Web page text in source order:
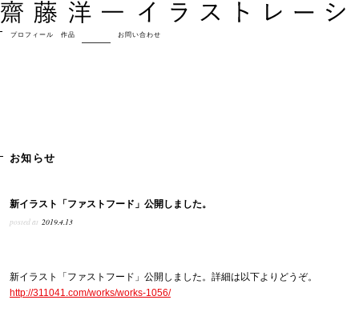
プロフィール 作品 お問い合わせ
お知らせ
新イラスト「ファストフード」公開しました。
posted at 2019.4.13
新イラスト「ファストフード」公開しました。詳細は以下よりどうぞ。
http://311041.com/works/works-1056/